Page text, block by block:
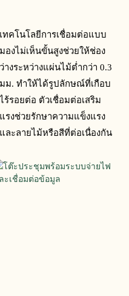
เทคโนโลยีการเชื่อมต่อแบบ
มองไม่เห็นขั้นสูงช่วยให้ช่อง
ว่างระหว่างแผ่นไม้ต่ำกว่า 0.3
มม. ทำให้ได้รูปลักษณ์ที่เกือบ
ไร้รอยต่อ ตัวเชื่อมต่อเสริม
แรงช่วยรักษาความแข็งแรง
และลายไม้หรือสีที่ต่อเนื่องกัน